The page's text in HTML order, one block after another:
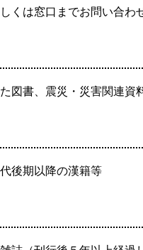
くは窓口までお問い合わ
図書、震災・災害関連資
後期以降の漢籍等